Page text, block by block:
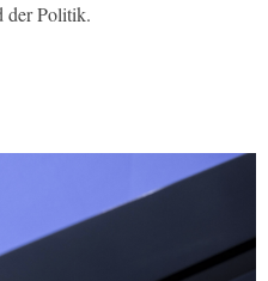
der Politik.